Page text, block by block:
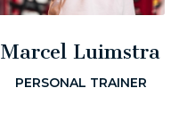
Marcel Luimstra
PERSONAL TRAINER